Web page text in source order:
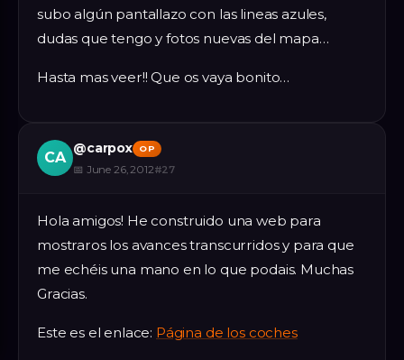
subo algún pantallazo con las lineas azules,
dudas que tengo y fotos nuevas del mapa…
Hasta mas veer!! Que os vaya bonito…
CA
@carpox OP
📅 June 26, 2012#27
Hola amigos! He construido una web para
mostraros los avances transcurridos y para que
me echéis una mano en lo que podais. Muchas
Gracias.
Este es el enlace: Página de los coches